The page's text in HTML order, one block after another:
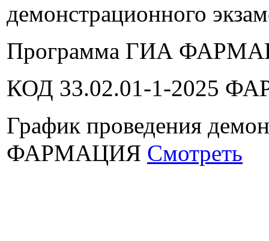
демонстрационного
Программа ГИА
КОД 33.02.01-1-2025
График проведения
ФАРМАЦИЯ Смотреть